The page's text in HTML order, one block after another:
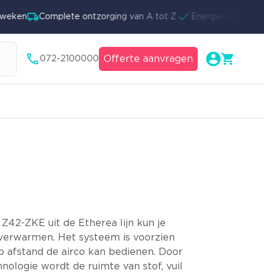
Complete ontzorging van A tot Z Energie-efficiënte
072-2100000 Offerte aanvragen
ZKE uit de Etherea lijn kun je
Het systeem is voorzien
afstand de airco kan bedienen. Door
wordt de ruimte van stof, vuil